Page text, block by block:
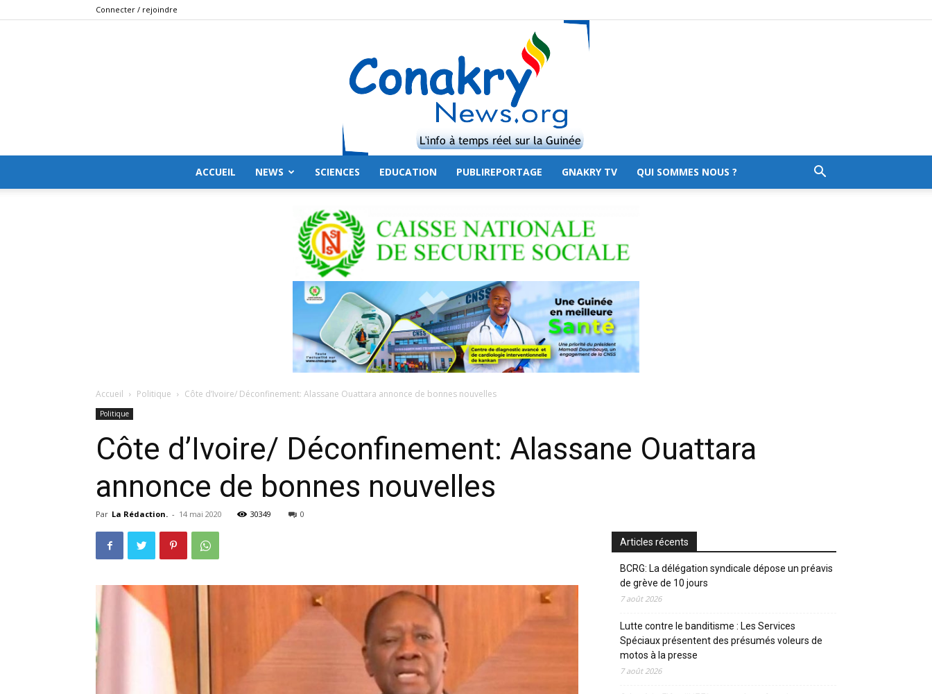
Connecter / rejoindre
ACCUEIL NEWS SCIENCES EDUCATION PUBLIREPORTAGE GNAKRY TV QUI SOMMES NOUS ?
Accueil Politique Côte d’Ivoire/ Déconfinement: Alassane Ouattara annonce de bonnes nouvelles
Politique
Côte d’Ivoire/ Déconfinement: Alassane Ouattara
annonce de bonnes nouvelles
Par La Rédaction. - 14 mai 2020 30349 0
Articles récents
BCRG: La délégation syndicale dépose un préavis
de grève de 10 jours
7 août 2026
Lutte contre le banditisme : Les Services
Spéciaux présentent des présumés voleurs de
motos à la presse
7 août 2026